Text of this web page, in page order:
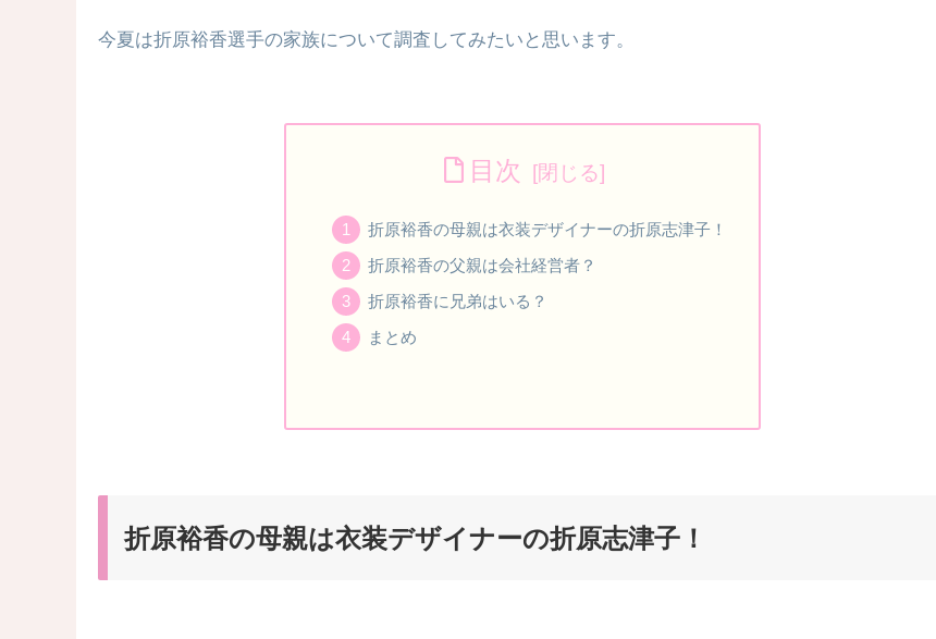
今夏は折原裕香選手の家族について調査してみたいと思います。
目次
折原裕香の母親は衣装デザイナーの折原志津子！
折原裕香の父親は会社経営者？
折原裕香に兄弟はいる？
まとめ
折原裕香の母親は衣装デザイナーの折原志津子！